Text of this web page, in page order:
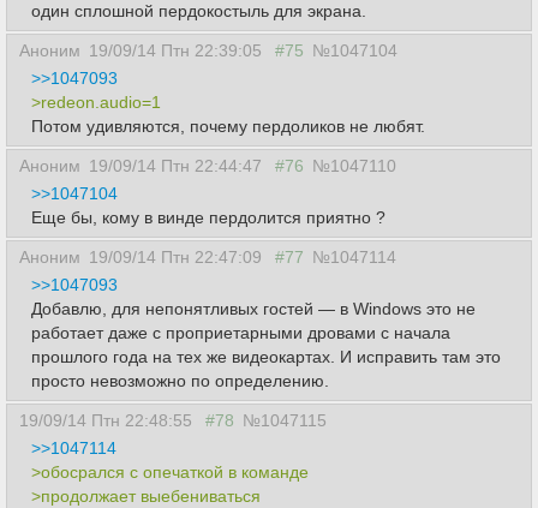
один сплошной пердокостыль для экрана.
Аноним 19/09/14 Птн 22:39:05 #75 №1047104
>>1047093
>redeon.audio=1
Потом удивляются, почему пердоликов не любят.
Аноним 19/09/14 Птн 22:44:47 #76 №1047110
>>1047104
Еще бы, кому в винде пердолится приятно ?
Аноним 19/09/14 Птн 22:47:09 #77 №1047114
>>1047093
Добавлю, для непонятливых гостей — в Windows это не
работает даже с проприетарными дровами с начала
прошлого года на тех же видеокартах. И исправить там это
просто невозможно по определению.
19/09/14 Птн 22:48:55 #78 №1047115
>>1047114
>обосрался с опечаткой в команде
>продолжает выебениваться